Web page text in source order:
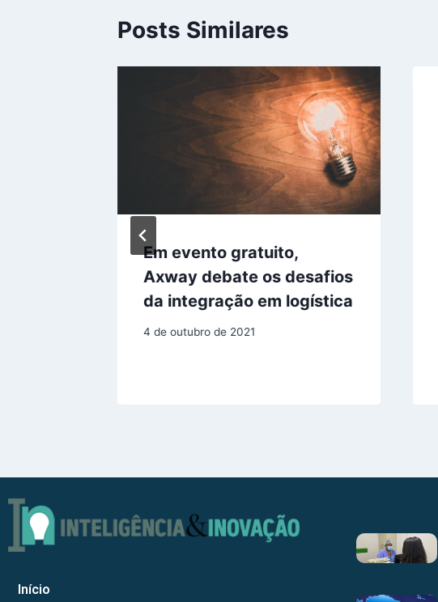
Posts Similares
Em evento gratuito,
Axway debate os desafios
da integração em logística
4 de outubro de 2021
Início